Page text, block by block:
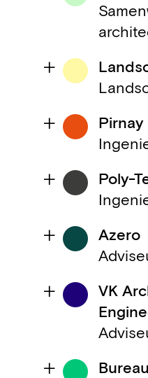
Pirnay
Poly-
Azero
VK